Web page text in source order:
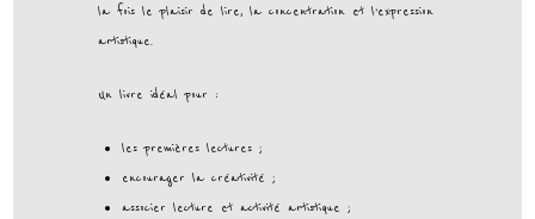
la fois le plaisir de lire, la concentration et l’expression
artistique.
Un livre idéal pour :
les premières lectures ;
encourager la créativité ;
associer lecture et activité artistique ;